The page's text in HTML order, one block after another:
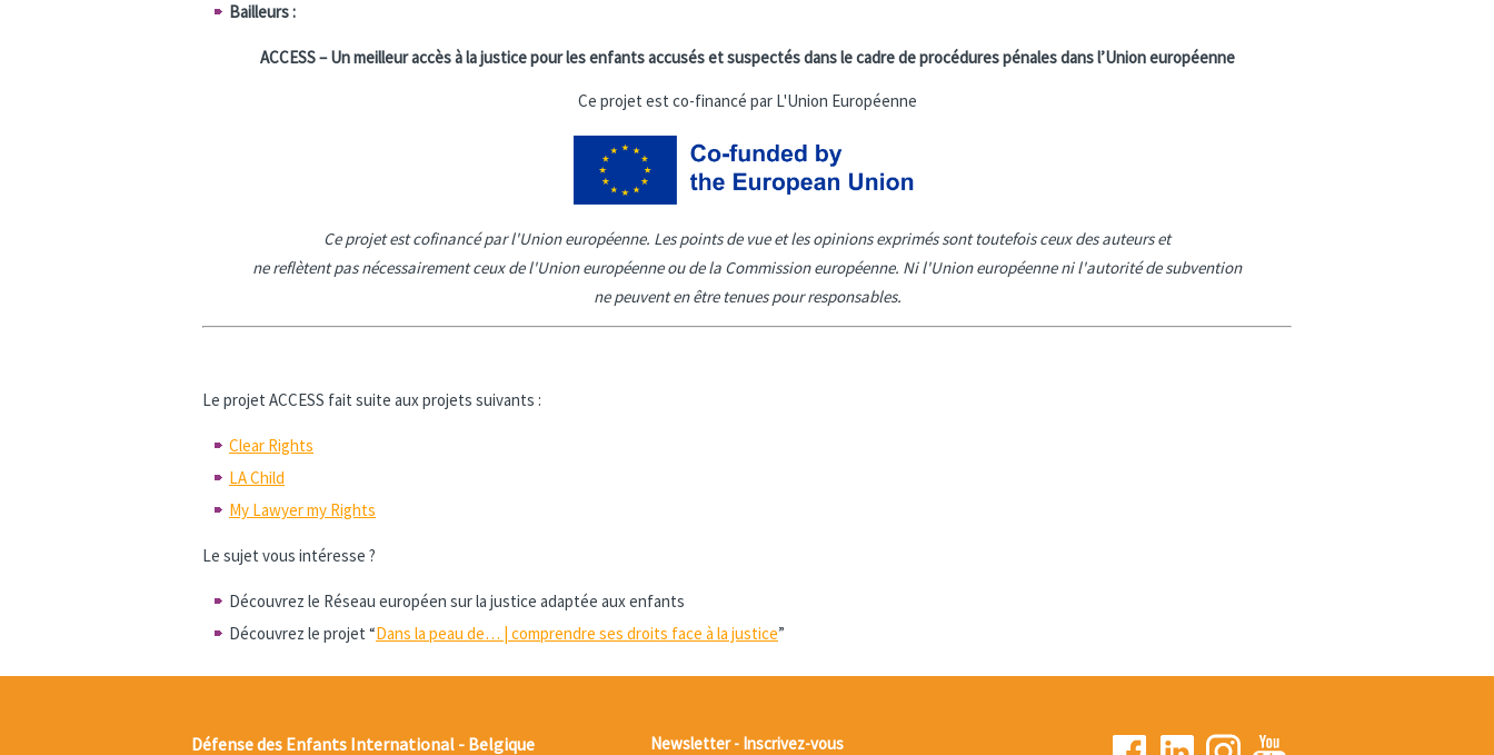
Bailleurs :
ACCESS – Un meilleur accès à la justice pour les enfants accusés et suspectés dans le cadre de procédures pénales dans l’Union européenne
Ce projet est co-financé par L'Union Européenne
Ce projet est cofinancé par l'Union européenne. Les points de vue et les opinions exprimés sont toutefois ceux des auteurs et
ne reflètent pas nécessairement ceux de l'Union européenne ou de la Commission européenne. Ni l'Union européenne ni l'autorité de subvention
ne peuvent en être tenues pour responsables.
Le projet ACCESS fait suite aux projets suivants :
Clear Rights
LA Child
My Lawyer my Rights
Le sujet vous intéresse ?
Découvrez le Réseau européen sur la justice adaptée aux enfants
Découvrez le projet “Dans la peau de… | comprendre ses droits face à la justice”
Défense des Enfants International - Belgique Newsletter - Inscrivez-vous